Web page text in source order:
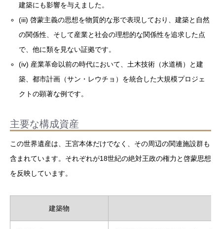
建築にも影響を与えました。
(iii) 啓蒙主義の思想を物質的な形で表現しており、建築と自然
の関係性、そして産業と社会の理想的な関係性を追求した点
で、他に類を見ない証拠です。
(iv) 産業革命以前の時代において、土木技術（水道橋）と建
築、都市計画（サン・レウチョ）を統合した大規模プロジェ
クトの顕著な例です。
主要な構成資産
この世界遺産は、王宮本体だけでなく、その周辺の関連施設群も
含まれています。それぞれが18世紀の絶対王政の権力と啓蒙思想
を反映しています。
建築物